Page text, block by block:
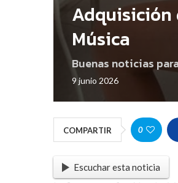
Adquisición
Música
Buenas noticias
9 junio 2026
COMPARTIR 0
Escuchar esta noticia